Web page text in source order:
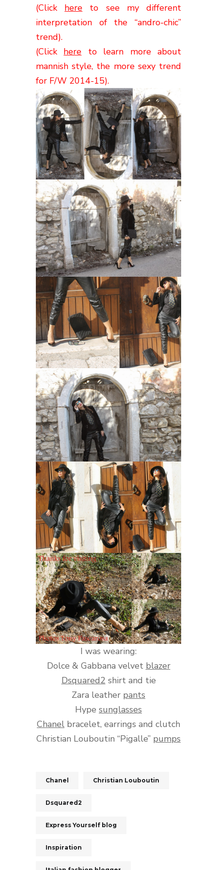
(Click here to see my different
interpretation of the “andro-chic”
trend).
(Click here to learn more about
mannish style, the more sexy trend
for F/W 2014-15).
I was wearing:
Dolce & Gabbana velvet blazer
Dsquared2 shirt and tie
Zara leather pants
Hype sunglasses
Chanel bracelet, earrings and clutch
Christian Louboutin “Pigalle” pumps
Chanel Christian Louboutin
Dsquared2
Express Yourself blog
Inspiration